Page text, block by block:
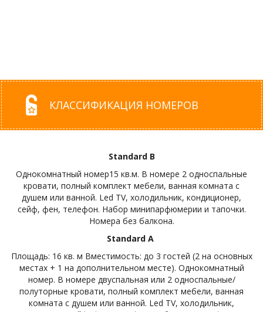
КЛАССИФИКАЦИЯ НОМЕРОВ
Standard B
Однокомнатный номер15 кв.м. В номере 2 односпальные
кровати, полный комплект мебели, ванная комната с
душем или ванной. Led TV, холодильник, кондиционер,
сейф, фен, телефон. Набор минипарфюмерии и тапочки.
Номера без балкона.
Standard A
Площадь: 16 кв. м Вместимость: до 3 гостей (2 на основных
местах + 1 на дополнительном месте). Однокомнатный
номер. В номере двуспальная или 2 односпальные/
полуторные кровати, полный комплект мебели, ванная
комната с душем или ванной. Led TV, холодильник,